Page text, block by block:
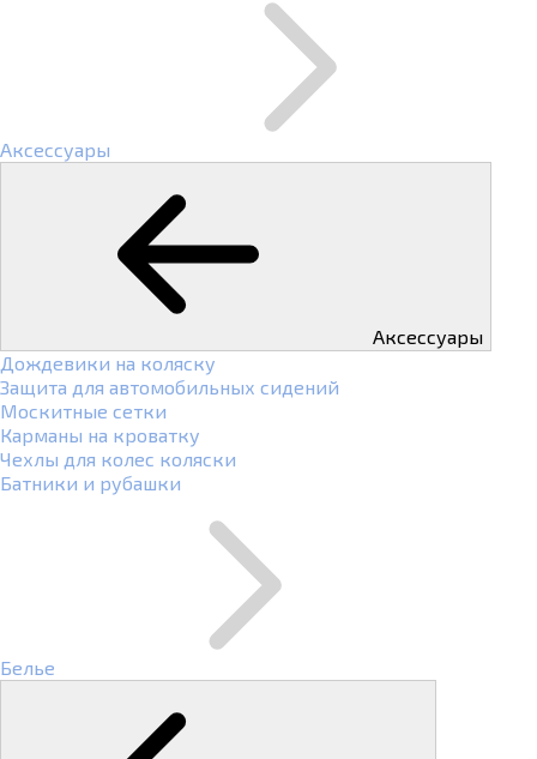
Аксессуары
Аксессуары
Дождевики на коляску
Защита для автомобильных сидений
Москитные сетки
Карманы на кроватку
Чехлы для колес коляски
Батники и рубашки
Белье